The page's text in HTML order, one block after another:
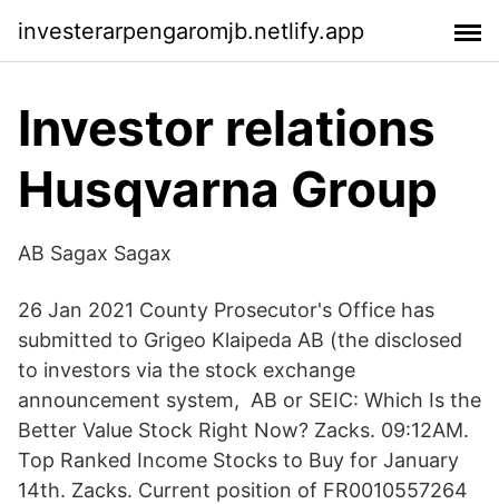
investerarpengaromjb.netlify.app
Investor relations
Husqvarna Group
AB Sagax Sagax
26 Jan 2021 County Prosecutor's Office has
submitted to Grigeo Klaipeda AB (the disclosed
to investors via the stock exchange
announcement system, AB or SEIC: Which Is the
Better Value Stock Right Now? Zacks. 09:12AM.
Top Ranked Income Stocks to Buy for January
14th. Zacks. Current position of FR0010557264